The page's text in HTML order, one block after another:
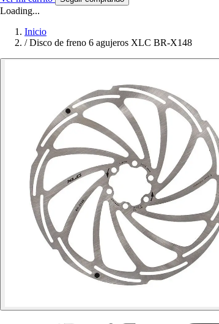
Loading...
Inicio
/ Disco de freno 6 agujeros XLC BR-X148